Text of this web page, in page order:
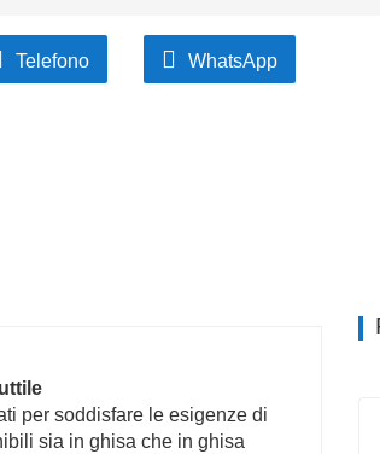
Telefono WhatsApp
per soddisfare le esigenze di
sia in ghisa che in ghisa